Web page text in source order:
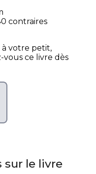
contraires
à votre petit,
ce livre dès
le livre